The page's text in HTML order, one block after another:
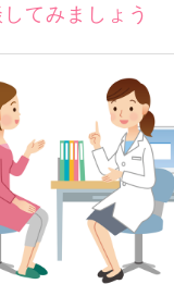
てみましょう